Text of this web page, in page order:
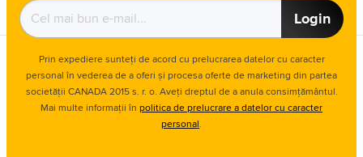
Login
Prin expediere sunteți de acord cu prelucrarea datelor cu caracter
personal în vederea de a oferi și procesa oferte de marketing din partea
societății CANADA 2015 s. r. o. Aveți dreptul de a anula consimțământul.
Mai multe informații în politica de prelucrare a datelor cu caracter
personal.